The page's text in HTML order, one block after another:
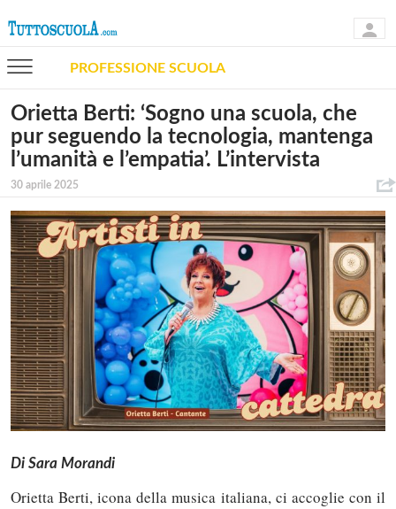
PROFESSIONE SCUOLA
Orietta Berti: ‘Sogno una scuola, che
pur seguendo la tecnologia, mantenga
l’umanità e l’empatia’. L’intervista
30 aprile 2025
Di Sara Morandi
Orietta Berti, icona della musica italiana, ci accoglie con il